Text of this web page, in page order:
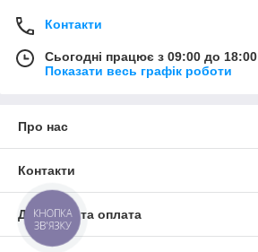
Контакти
Сьогодні працює з 09:00 до 18:00
Показати весь графік роботи
Про нас
Контакти
Доставка та оплата
КНОПКА
ЗВ'ЯЗКУ